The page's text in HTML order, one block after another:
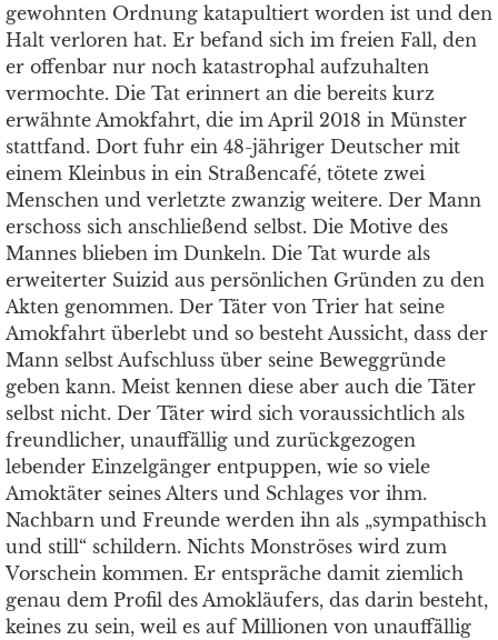
gewohnten Ordnung katapultiert worden ist und den
Halt verloren hat. Er befand sich im freien Fall, den
er offenbar nur noch katastrophal aufzuhalten
vermochte. Die Tat erinnert an die bereits kurz
erwähnte Amokfahrt, die im April 2018 in Münster
stattfand. Dort fuhr ein 48-jähriger Deutscher mit
einem Kleinbus in ein Straßencafé, tötete zwei
Menschen und verletzte zwanzig weitere. Der Mann
erschoss sich anschließend selbst. Die Motive des
Mannes blieben im Dunkeln. Die Tat wurde als
erweiterter Suizid aus persönlichen Gründen zu den
Akten genommen. Der Täter von Trier hat seine
Amokfahrt überlebt und so besteht Aussicht, dass der
Mann selbst Aufschluss über seine Beweggründe
geben kann. Meist kennen diese aber auch die Täter
selbst nicht. Der Täter wird sich voraussichtlich als
freundlicher, unauffällig und zurückgezogen
lebender Einzelgänger entpuppen, wie so viele
Amoktäter seines Alters und Schlages vor ihm.
Nachbarn und Freunde werden ihn als „sympathisch
und still“ schildern. Nichts Monströses wird zum
Vorschein kommen. Er entspräche damit ziemlich
genau dem Profil des Amokläufers, das darin besteht,
keines zu sein, weil es auf Millionen von unauffällig